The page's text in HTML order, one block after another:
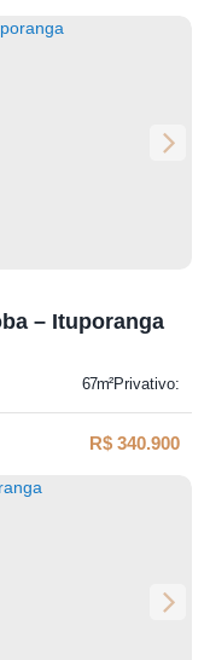
– Ituporanga
R$ 340.900
Privativo:
67m²